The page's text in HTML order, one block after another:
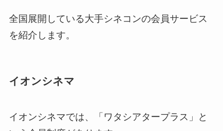
全国展開している大手シネコンの会員サービス
を紹介します。
イオンシネマ
イオンシネマでは、「ワタシアタープラス」と